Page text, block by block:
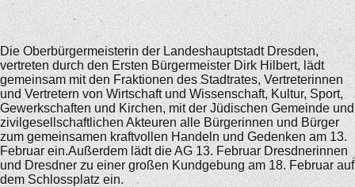
Die Oberbürgermeisterin der Landeshauptstadt Dresden,
vertreten durch den Ersten Bürgermeister Dirk Hilbert, lädt
gemeinsam mit den Fraktionen des Stadtrates, Vertreterinnen
und Vertretern von Wirtschaft und Wissenschaft, Kultur, Sport,
Gewerkschaften und Kirchen, mit der Jüdischen Gemeinde und
zivilgesellschaftlichen Akteuren alle Bürgerinnen und Bürger
zum gemeinsamen kraftvollen Handeln und Gedenken am 13.
Februar ein.Außerdem lädt die AG 13. Februar Dresdnerinnen
und Dresdner zu einer großen Kundgebung am 18. Februar auf
dem Schlossplatz ein.